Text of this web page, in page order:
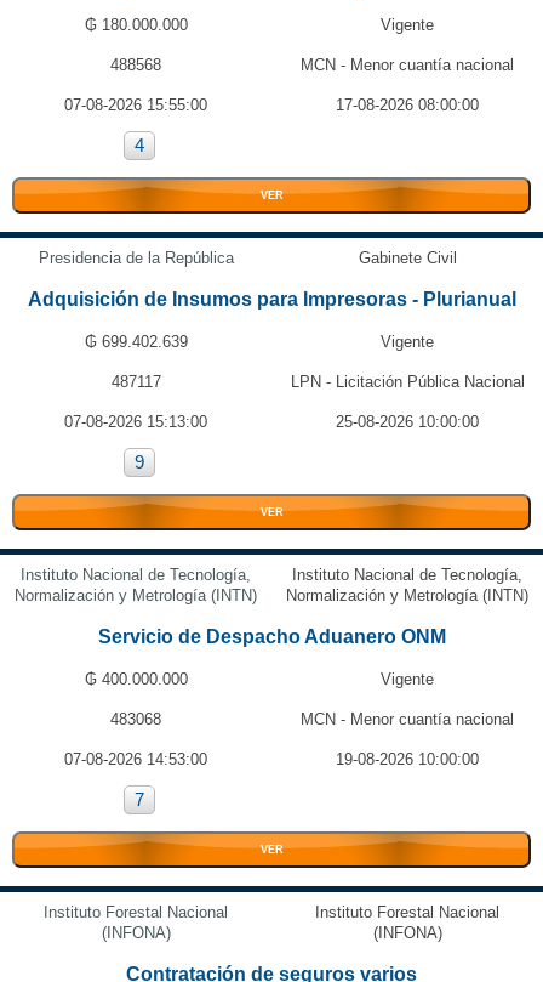
₲ 180.000.000 Vigente
488568 MCN - Menor cuantía nacional
07-08-2026 15:55:00 17-08-2026 08:00:00
4
VER
Presidencia de la República Gabinete Civil
Adquisición de Insumos para Impresoras - Plurianual
₲ 699.402.639 Vigente
487117 LPN - Licitación Pública Nacional
07-08-2026 15:13:00 25-08-2026 10:00:00
9
VER
Instituto Nacional de Tecnología,
Normalización y Metrología (INTN)
Instituto Nacional de Tecnología,
Normalización y Metrología (INTN)
Servicio de Despacho Aduanero ONM
₲ 400.000.000 Vigente
483068 MCN - Menor cuantía nacional
07-08-2026 14:53:00 19-08-2026 10:00:00
7
VER
Instituto Forestal Nacional
(INFONA)
Instituto Forestal Nacional
(INFONA)
Contratación de seguros varios